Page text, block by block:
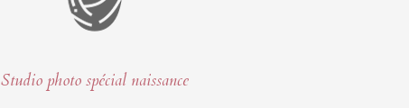
Studio photo spécial naissance